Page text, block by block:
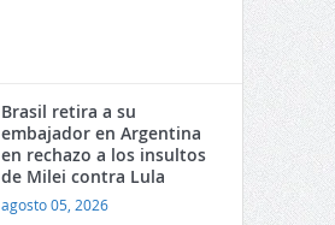
Brasil retira a su
embajador en Argentina
en rechazo a los insultos
de Milei contra Lula
agosto 05, 2026